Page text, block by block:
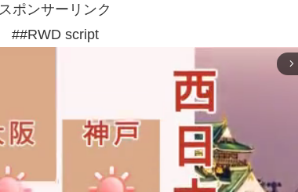
スポンサーリンク
##RWD script
arrow_forward_ios